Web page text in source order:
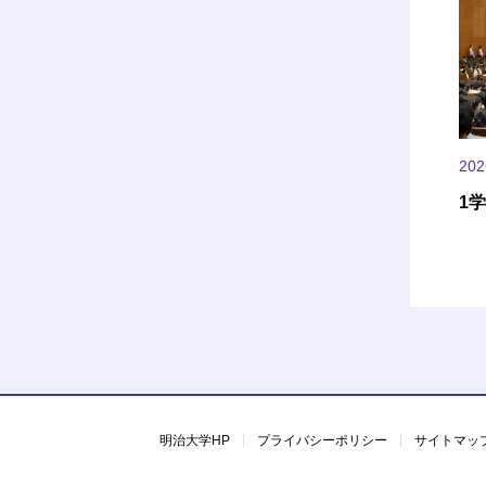
1
明治大学HP プライバシーポリシー サイトマッ